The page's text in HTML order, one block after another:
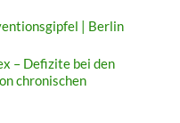
| Berlin
– Defizite bei den
chronischen